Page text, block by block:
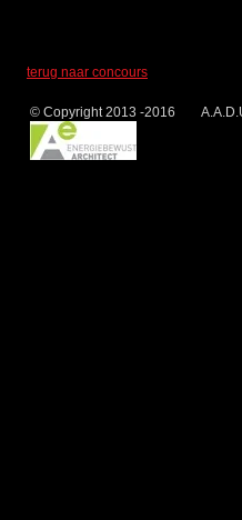
terug naar concours
© Copyright 2013 -2016